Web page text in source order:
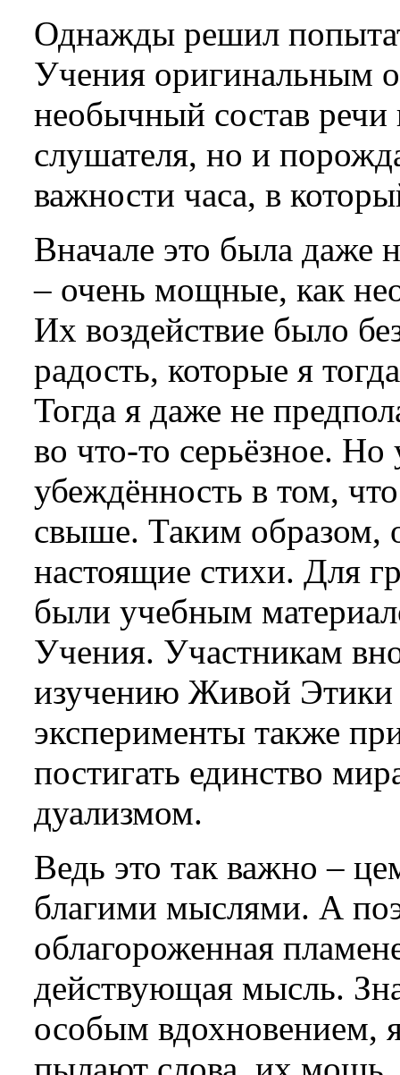
Однажды решил
Учения оригинальным
необычный состав речи
слушателя, но и
важности часа, в
Вначале это была даже
– очень мощные, как
Их воздействие было
радость, которые я
Тогда я даже не
во что-то серьёзное.
убеждённость в том,
свыше. Таким образом,
настоящие стихи. Для
были учебным
Учения. Участникам
изучению Живой Этики
эксперименты также
постигать единство
дуализмом.
Ведь это так важно –
благими мыслями. А
облагороженная
действующая мысль.
особым вдохновением,